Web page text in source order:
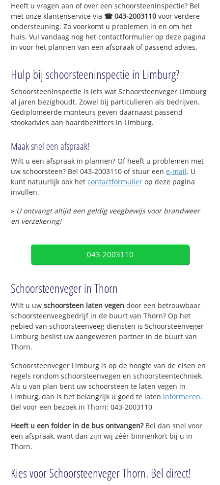
Heeft u vragen aan of over een schoorsteeninspectie? Bel
met onze klantenservice via ☎ 043-2003110 voor verdere
ondersteuning. Zo voorkomt u problemen in en om het
huis. Vul vandaag nog het contactformulier op deze pagina
in voor het plannen van een afspraak of passend advies.
Hulp bij schoorsteeninspectie in Limburg?
Schoorsteeninspectie is iets wat Schoorsteenveger Limburg
al jaren bezighoudt. Zowel bij particulieren als bedrijven.
Gediplomeerde monteurs geven daarnaast passend
stookadvies aan haardbezitters in Limburg.
Maak snel een afspraak!
Wilt u een afspraak in plannen? Of heeft u problemen met
uw schoorsteen? Bel 043-2003110 of stuur eene-mail. U
kunt natuurlijk ook hetcontactformulier op deze pagina
invullen.
» U ontvangt altijd een geldig veegbewijs voor brandweer
en verzekering!
043-2003110
Schoorsteenveger in Thorn
Wilt u uwschoorsteen laten vegen door een betrouwbaar
schoorsteenveegbedrijf in de buurt van Thorn? Op het
gebied van schoorsteenveeg diensten is Schoorsteenveger
Limburg beslist uw aangewezen partner in de buurt van
Thorn.
Schoorsteenveger Limburg is op de hoogte van de eisen en
regels rondom schoorsteenvegen en schoorsteentechniek.
Als u van plan bent uw schoorsteen te laten vegen in
Limburg, dan is het belangrijk u goed te laten informeren.
Bel voor een bezoek in Thorn: 043-2003110
Heeft u een folder in de bus ontvangen?Bel dan snel voor
een afspraak, want dan zijn wij zéér binnenkort bij u in
Thorn.
Kies voor Schoorsteenveger Thorn. Bel direct!